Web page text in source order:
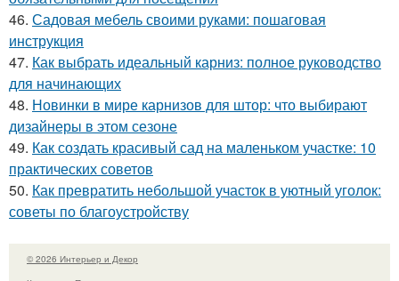
46. Садовая мебель своими руками: пошаговая
инструкция
47. Как выбрать идеальный карниз: полное руководство
для начинающих
48. Новинки в мире карнизов для штор: что выбирают
дизайнеры в этом сезоне
49. Как создать красивый сад на маленьком участке: 10
практических советов
50. Как превратить небольшой участок в уютный уголок:
советы по благоустройству
© 2026 Интерьер и Декор